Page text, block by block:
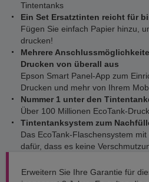
Tintentanks
Ein Set Ersatztinten reicht für
Fügen Sie einfach Papier hinzu,
drucken!
Mehrere
Drucken von überall aus
Epson Smart Panel-App zum
Drucken und mehr von Ihrem
Nummer 1 unter den
Über 100 Millionen EcoTank-
Tintentanksystem zum
Das EcoTank-Flaschensystem
dafür, dass es keine
Erweitern Sie Ihre Garantie für